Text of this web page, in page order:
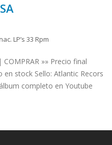
LP’s 33 Rpm
»» Precio final
stock Sello: Atlantic Recors
completo en Youtube